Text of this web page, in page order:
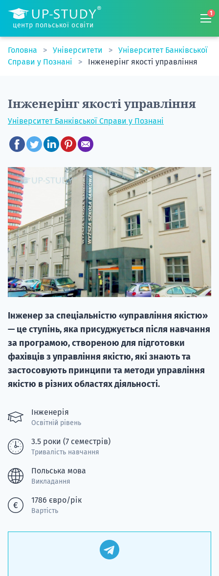
центр польської освіти
1
Головна Університети
Університет Банківської
Справи у Познані
Інженерінг якості управління
Інженерінг якості управління
Університет Банківської Справи у Познані
Інженер за спеціальністю «управління якістю»
— це ступінь, яка присуджується після навчання
за програмою, створеною для підготовки
фахівців з управління якістю, які знають та
застосовують принципи та методи управління
якістю в різних областях діяльності.
Інженерія
Освітній рівень
3.5 роки (7 семестрів)
Тривалість навчання
Польська мова
Викладання
1786 євро/рік
Вартість
"Навчання
НАБІР